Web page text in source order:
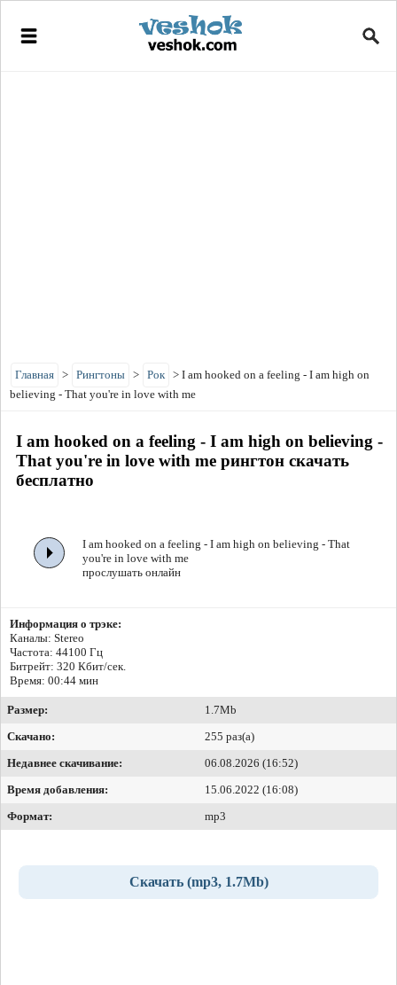
Главная > Рингтоны > Рок > I am hooked on a feeling - I am high on
believing - That you're in love with me
I am hooked on a feeling - I am high on believing -
That you're in love with me рингтон скачать
бесплатно
I am hooked on a feeling - I am high on believing - That
you're in love with me
прослушать онлайн
Информация о трэке:
Каналы: Stereo
Частота: 44100 Гц
Битрейт: 320 Кбит/сек.
Время: 00:44 мин
Размер:
1.7Mb
Скачано:
255 раз(а)
Недавнее скачивание:
06.08.2026 (16:52)
Время добавления:
15.06.2022 (16:08)
Формат:
mp3
Скачать (mp3, 1.7Mb)